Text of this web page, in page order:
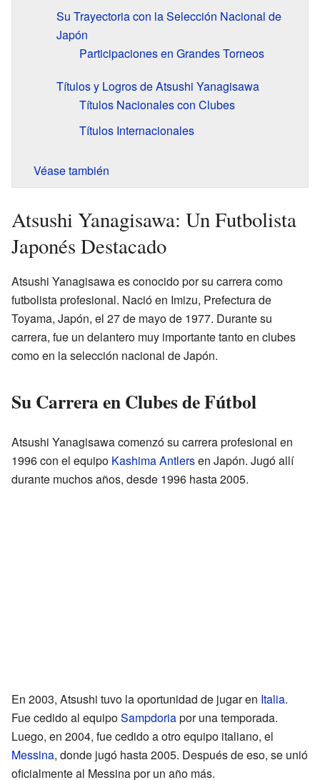
Su Trayectoria con la Selección Nacional de
Japón
Participaciones en Grandes Torneos
Títulos y Logros de Atsushi Yanagisawa
Títulos Nacionales con Clubes
Títulos Internacionales
Véase también
Atsushi Yanagisawa: Un Futbolista
Japonés Destacado
Atsushi Yanagisawa es conocido por su carrera como
futbolista profesional. Nació en Imizu, Prefectura de
Toyama, Japón, el 27 de mayo de 1977. Durante su
carrera, fue un delantero muy importante tanto en clubes
como en la selección nacional de Japón.
Su Carrera en Clubes de Fútbol
Atsushi Yanagisawa comenzó su carrera profesional en
1996 con el equipo Kashima Antlersen Japón. Jugó allí
durante muchos años, desde 1996 hasta 2005.
En 2003, Atsushi tuvo la oportunidad de jugar en Italia.
Fue cedido al equipoSampdoriapor una temporada.
Luego, en 2004, fue cedido a otro equipo italiano, el
Messina, donde jugó hasta 2005. Después de eso, se unió
oficialmente al Messina por un año más.